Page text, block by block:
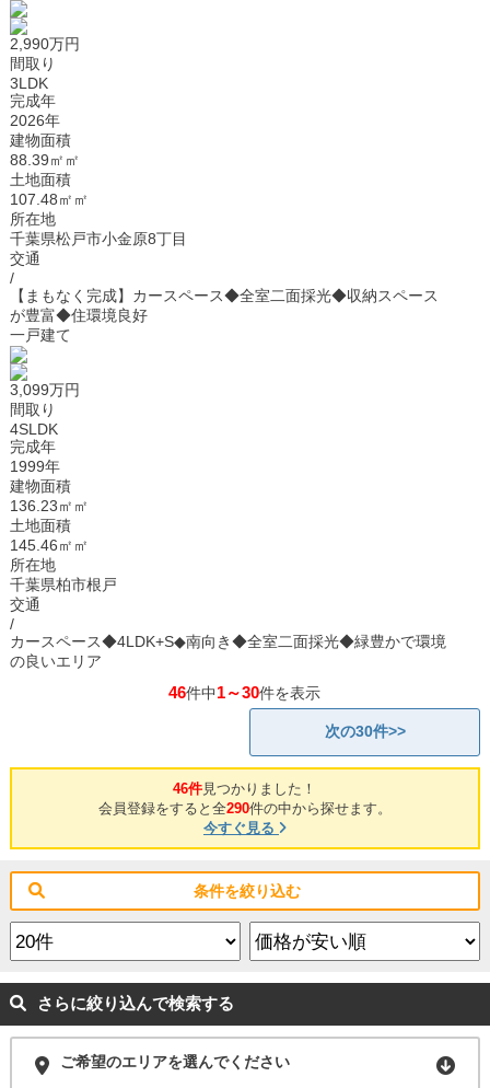
2,990万円
間取り
3LDK
完成年
2026年
建物面積
88.39㎡㎡
土地面積
107.48㎡㎡
所在地
千葉県松戸市小金原8丁目
交通
/
【まもなく完成】カースペース◆全室二面採光◆収納スペース
が豊富◆住環境良好
一戸建て
3,099万円
間取り
4SLDK
完成年
1999年
建物面積
136.23㎡㎡
土地面積
145.46㎡㎡
所在地
千葉県柏市根戸
交通
/
カースペース◆4LDK+S◆南向き◆全室二面採光◆緑豊かで環境
の良いエリア
46件中1～30件を表示
次の30件>>
46件見つかりました！
会員登録をすると全290件の中から探せます。
今すぐ見る
条件を絞り込む
さらに絞り込んで検索する
ご希望のエリアを選んでください